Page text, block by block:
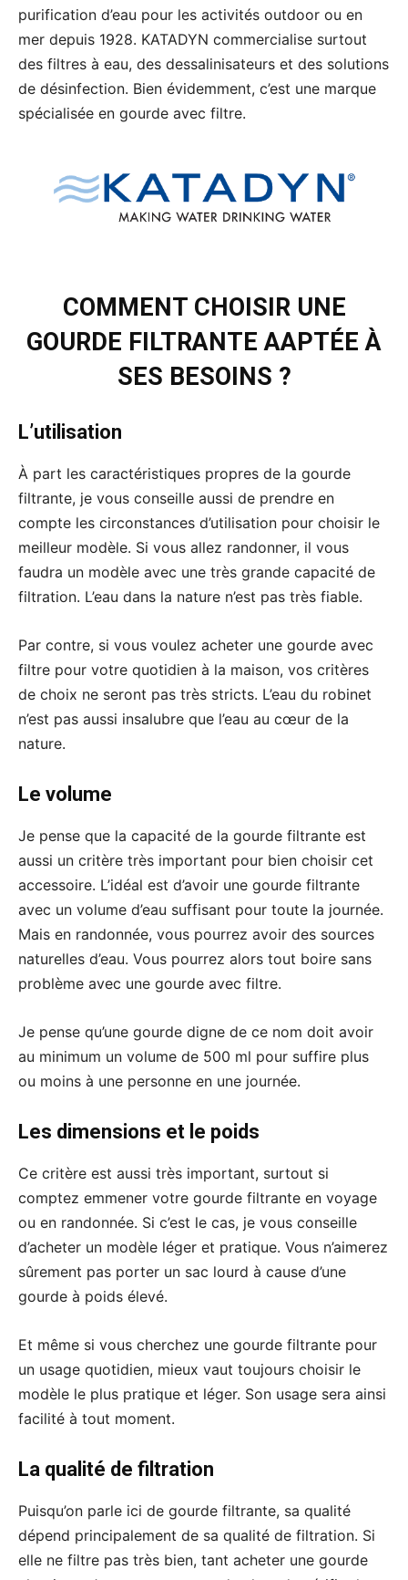
purification d’eau pour les activités outdoor ou en
mer depuis 1928. KATADYN commercialise surtout
des filtres à eau, des dessalinisateurs et des solutions
de désinfection. Bien évidemment, c’est une marque
spécialisée en gourde avec filtre.
COMMENT CHOISIR UNE
GOURDE FILTRANTE AAPTÉE À
SES BESOINS ?
L’utilisation
À part les caractéristiques propres de la gourde
filtrante, je vous conseille aussi de prendre en
compte les circonstances d’utilisation pour choisir le
meilleur modèle. Si vous allez randonner, il vous
faudra un modèle avec une très grande capacité de
filtration. L’eau dans la nature n’est pas très fiable.
Par contre, si vous voulez acheter une gourde avec
filtre pour votre quotidien à la maison, vos critères
de choix ne seront pas très stricts. L’eau du robinet
n’est pas aussi insalubre que l’eau au cœur de la
nature.
Le volume
Je pense que la capacité de la gourde filtrante est
aussi un critère très important pour bien choisir cet
accessoire. L’idéal est d’avoir une gourde filtrante
avec un volume d’eau suffisant pour toute la journée.
Mais en randonnée, vous pourrez avoir des sources
naturelles d’eau. Vous pourrez alors tout boire sans
problème avec une gourde avec filtre.
Je pense qu’une gourde digne de ce nom doit avoir
au minimum un volume de 500 ml pour suffire plus
ou moins à une personne en une journée.
Les dimensions et le poids
Ce critère est aussi très important, surtout si
comptez emmener votre gourde filtrante en voyage
ou en randonnée. Si c’est le cas, je vous conseille
d’acheter un modèle léger et pratique. Vous n’aimerez
sûrement pas porter un sac lourd à cause d’une
gourde à poids élevé.
Et même si vous cherchez une gourde filtrante pour
un usage quotidien, mieux vaut toujours choisir le
modèle le plus pratique et léger. Son usage sera ainsi
facilité à tout moment.
La qualité de filtration
Puisqu’on parle ici de gourde filtrante, sa qualité
dépend principalement de sa qualité de filtration. Si
elle ne filtre pas très bien, tant acheter une gourde